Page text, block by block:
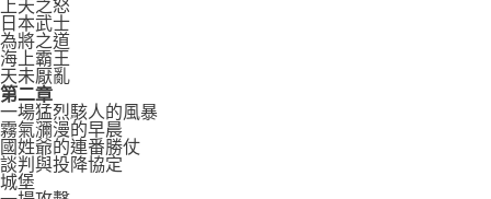
上天之怒
日本武士
為將之道
海上霸王
天未厭亂
第二章
一場猛烈駭人的風暴
霧氣瀰漫的早晨
國姓爺的連番勝仗
談判與投降協定
城堡